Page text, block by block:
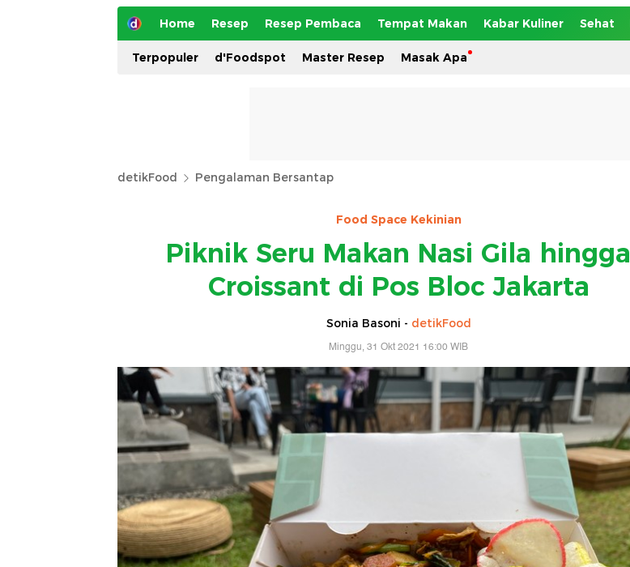
Home Resep Resep Pembaca Tempat Makan Kabar Kuliner Sehat
Terpopuler d'Foodspot Master Resep Masak Apa
detikFood Pengalaman Bersantap
Food Space Kekinian
Piknik Seru Makan Nasi Gila hingga
Croissant di Pos Bloc Jakarta
Sonia Basoni - detikFood
Minggu, 31 Okt 2021 16:00 WIB